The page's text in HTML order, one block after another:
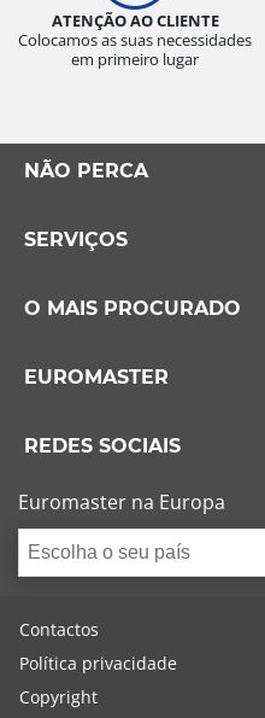
ATENÇÃO AO CLIENTE
Colocamos as suas necessidades
em primeiro lugar
NÃO PERCA
SERVIÇOS
O MAIS PROCURADO
EUROMASTER
REDES SOCIAIS
Euromaster na Europa
Escolha o seu país
Contactos
Política privacidade
Copyright